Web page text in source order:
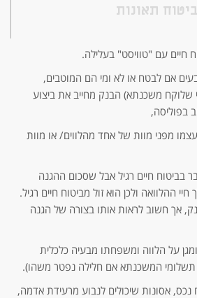
ביטוח תאונות
חיים עם "טוויסט" בעלילה.
אם לבטח או לא ומי הם המוטבים,
שלוקח משכנתא) הבנק מחייב את ביצוע
בפוליסה,
מפני מוות של אחד מהלווים/ או מוות
בביטוח חיים רגיל אבל שסכום ההגנה
ההלוואה ולכן הוא זול מביטוח חיים רגיל.
אך חשוב לראות אותו בצורה של הגנה
על הלווה ומשפחתו מבעיה כלכלית
תשלומי המשכנתא אם חלילה נפטר משהו).
נכס, אסונות שיכולים לנבוע מרעידת אדמה,